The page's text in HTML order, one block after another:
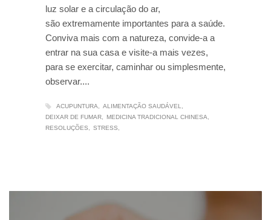
luz solar e a circulação do ar,
são extremamente importantes para a saúde.
Conviva mais com a natureza, convide-a a
entrar na sua casa e visite-a mais vezes,
para se exercitar, caminhar ou simplesmente,
observar....
ACUPUNTURA
ALIMENTAÇÃO SAUDÁVEL
DEIXAR DE FUMAR
MEDICINA TRADICIONAL CHINESA
RESOLUÇÕES
STRESS